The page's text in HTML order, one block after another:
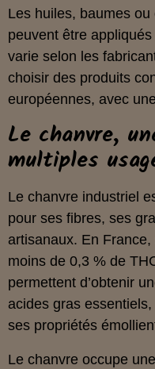
Les huiles, baumes
peuvent être
varie selon les
choisir des produits
européennes, avec
Le chanvre,
multiples
Le chanvre industriel
pour ses fibres, ses
artisanaux. En
moins de 0,3 % de
permettent d’obtenir
acides gras
ses propriétés
Le chanvre occupe